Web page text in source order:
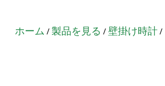
ホーム /製品を見る / 壁掛け時計/